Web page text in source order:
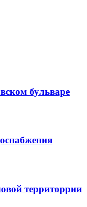
бульваре
территоррии